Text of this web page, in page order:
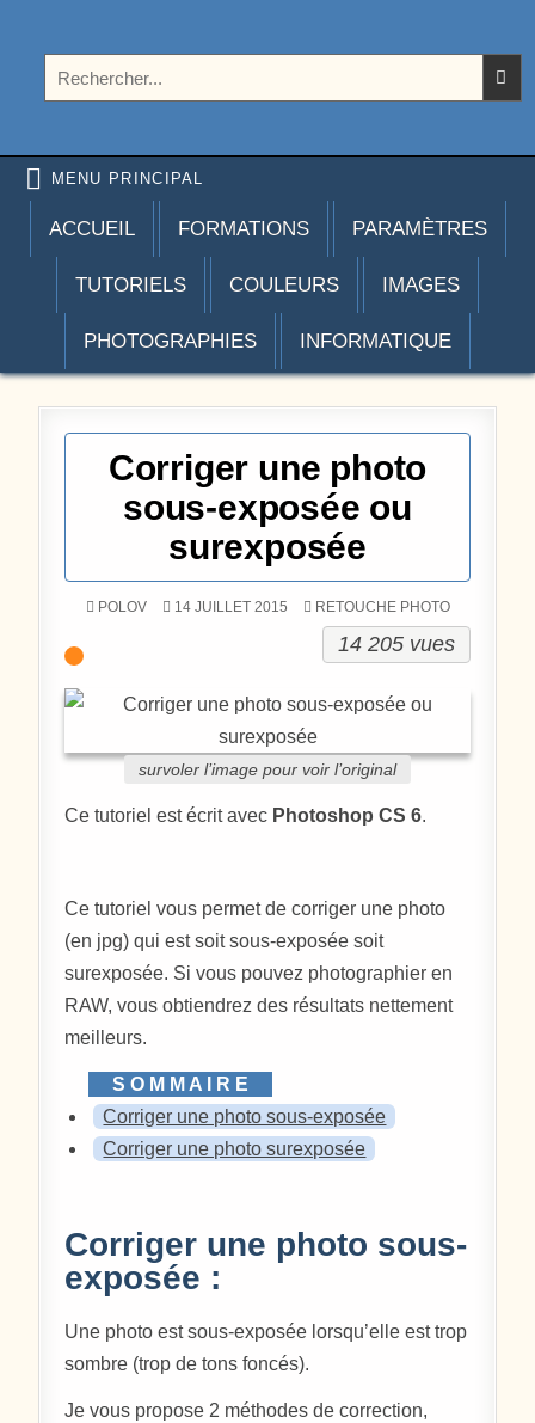
Photoshoplus
MENU PRINCIPAL
ACCUEIL FORMATIONS PARAMÈTRES
TUTORIELS COULEURS IMAGES
PHOTOGRAPHIES INFORMATIQUE
Corriger une photo
sous-exposée ou
surexposée
POLOV 14 JUILLET 2015 POSTÉ DANS
RETOUCHE PHOTO
14 205 vues
survoler l’image pour voir l’original
Ce tutoriel est écrit avec Photoshop CS 6.
Ce tutoriel vous permet de corriger une photo
(en jpg) qui est soit sous-exposée soit
surexposée. Si vous pouvez photographier en
RAW, vous obtiendrez des résultats nettement
meilleurs.
Corriger une photo sous-exposée
Corriger une photo surexposée
Corriger une photo sous-
exposée :
Une photo est sous-exposée lorsqu’elle est trop
sombre (trop de tons foncés).
Je vous propose 2 méthodes de correction,